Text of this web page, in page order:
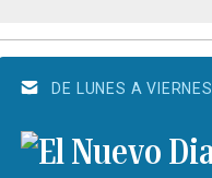
DE LUNES A VIERNES